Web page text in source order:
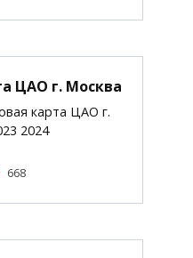
ЦАО г. Москва
карта ЦАО г.
2024
668